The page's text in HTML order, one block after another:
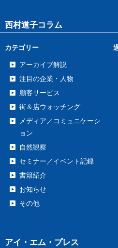
西村道子コラム
カテゴリー
アーカイブ解説
注目の企業・人物
顧客サービス
街＆店ウォッチング
メディア／コミュニケーシ
ョン
自然観察
セミナー／イベント記録
書籍紹介
お知らせ
その他
アイ・エム・プレス